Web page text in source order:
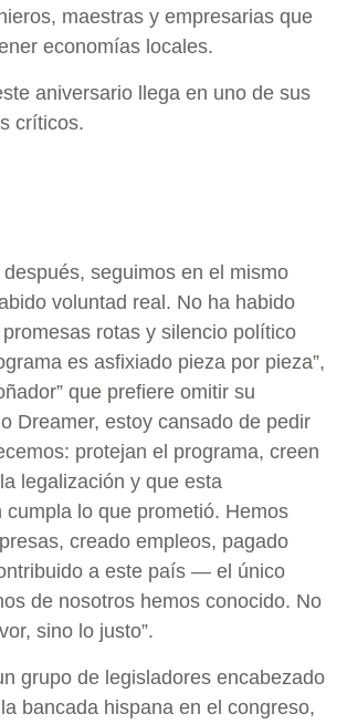
maestras y empresarias que
economías locales.
aniversario llega en uno de sus
críticos.
después, seguimos en el mismo
voluntad real. No ha habido
rotas y silencio político
es asfixiado pieza por pieza”,
que prefiere omitir su
Dreamer, estoy cansado de pedir
protejan el programa, creen
legalización y que esta
cumpla lo que prometió. Hemos
creado empleos, pagado
a este país — el único
de nosotros hemos conocido. No
sino lo justo”.
grupo de legisladores encabezado
bancada hispana en el congreso,